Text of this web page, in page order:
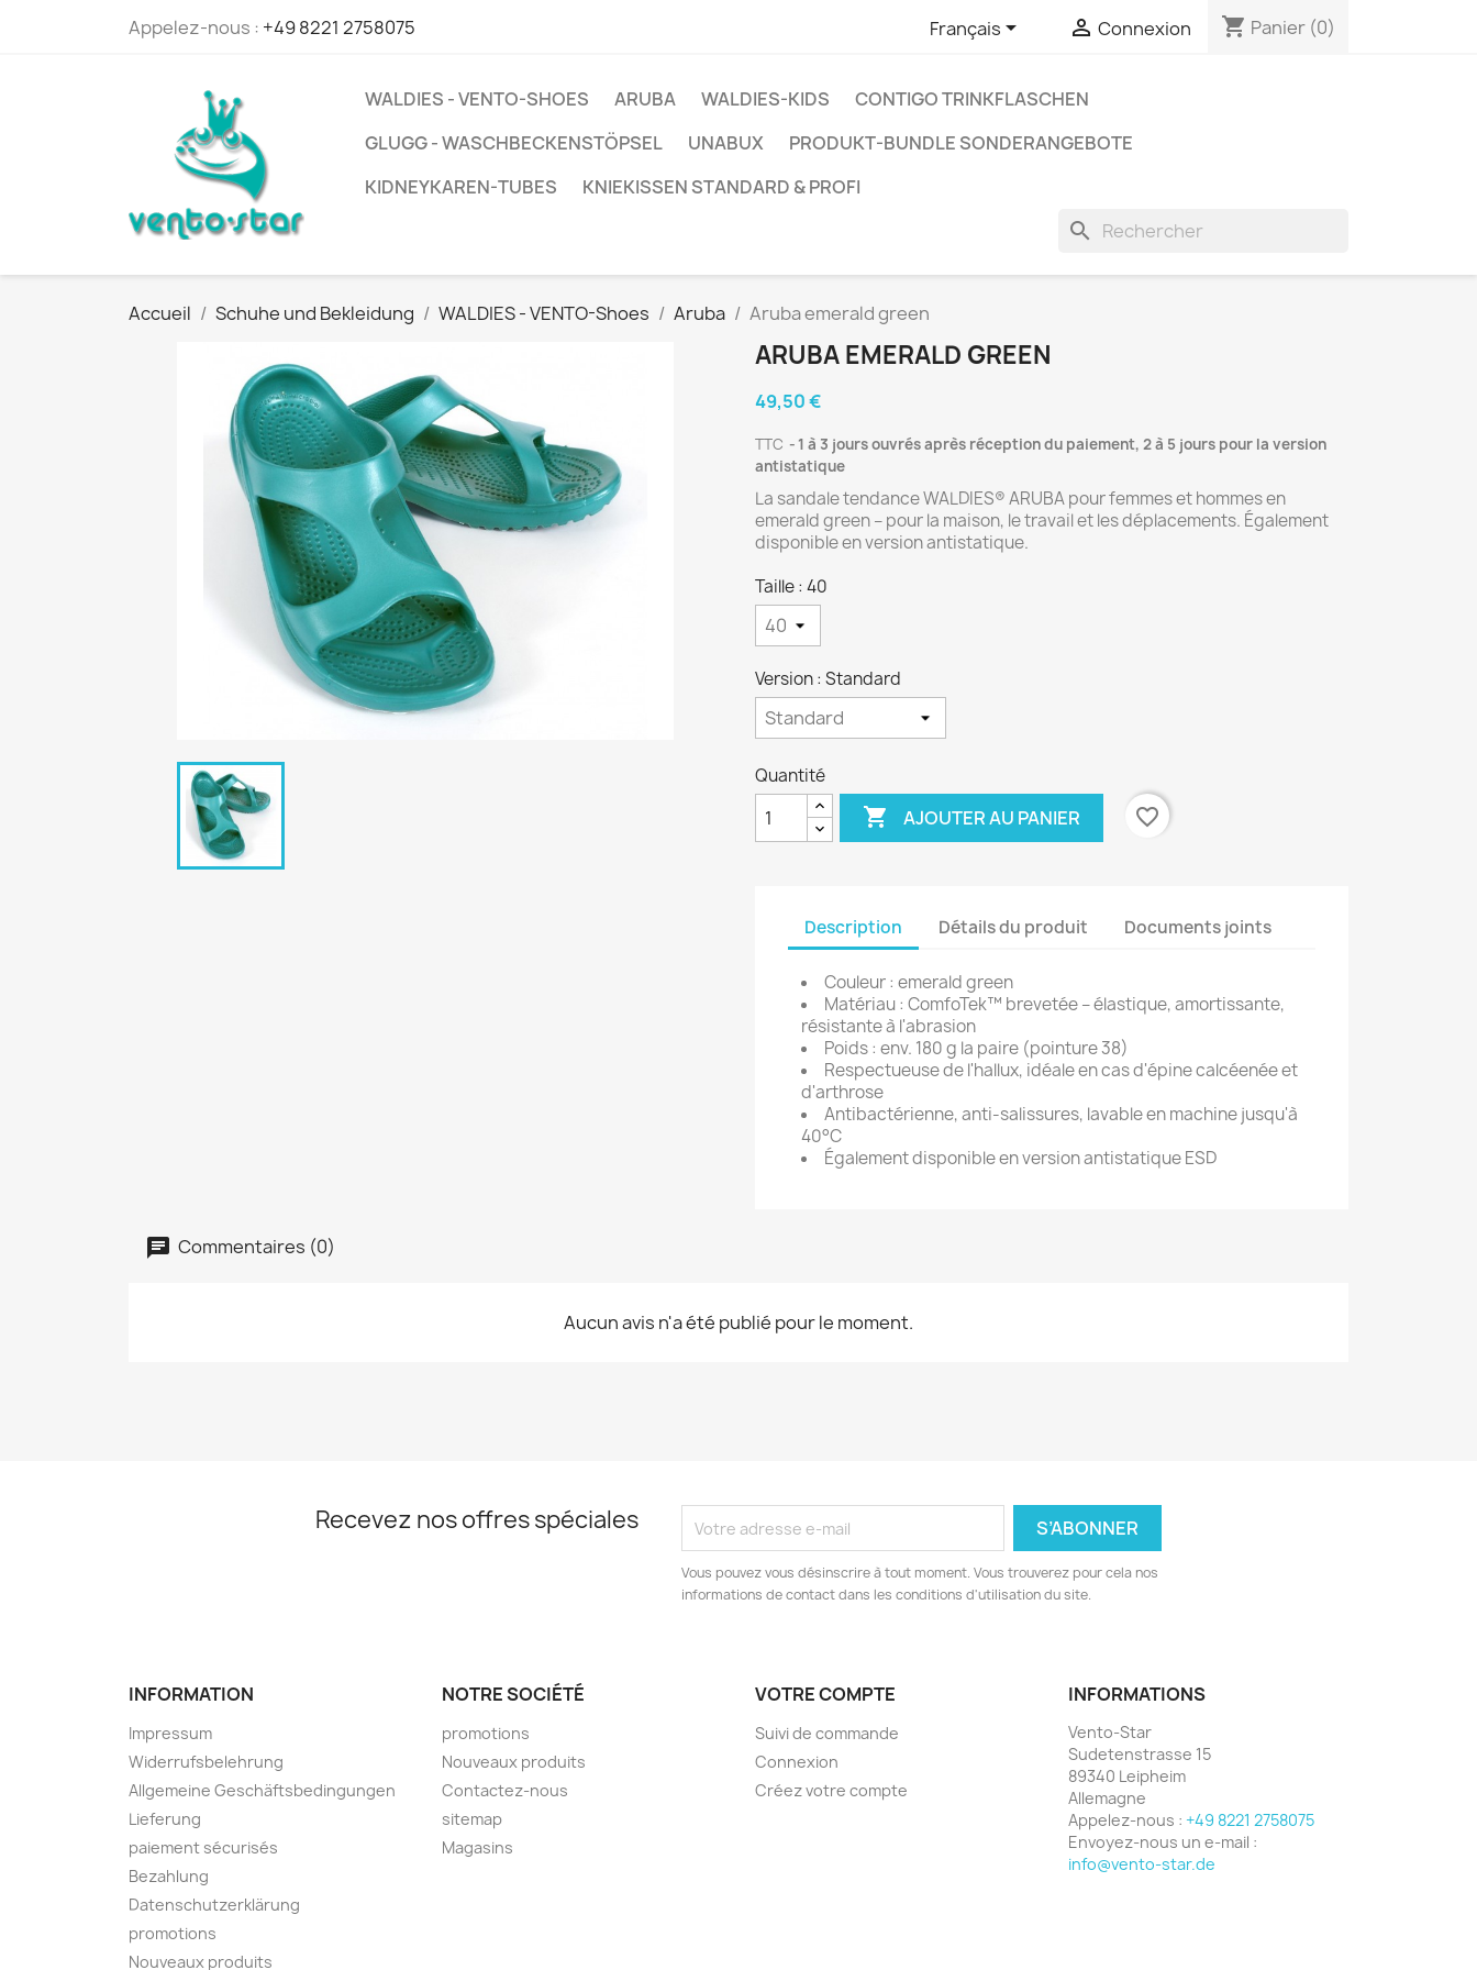
Appelez-nous : +49 8221 2758075 Français  Connexion shopping_cart Panier (0)
WALDIES - VENTO-SHOES ARUBA WALDIES-KIDS
CONTIGO TRINKFLASCHEN
GLUGG - WASCHBECKENSTÖPSEL
UNABUX
PRODUKT-BUNDLE SONDERANGEBOTE
KIDNEYKAREN-TUBES
KNIEKISSEN STANDARD & PROFI
search
Accueil Schuhe und Bekleidung WALDIES - VENTO-Shoes Aruba Aruba emerald green
ARUBA EMERALD GREEN
49,50 €
TTC
1 à 3 jours ouvrés après réception du paiement, 2 à 5 jours pour la version
antistatique
La sandale tendance WALDIES® ARUBA pour femmes et hommes en
emerald green – pour la maison, le travail et les déplacements. Également
disponible en version antistatique.
Taille : 40
Version : Standard
Quantité
 AJOUTER AU PANIER favorite_border
Description Détails du produit Documents joints
Couleur : emerald green
Matériau : ComfoTek™ brevetée – élastique, amortissante,
résistante à l'abrasion
Poids : env. 180 g la paire (pointure 38)
Respectueuse de l'hallux, idéale en cas d'épine calcéenée et
d'arthrose
Antibactérienne, anti-salissures, lavable en machine jusqu'à
40°C
Également disponible en version antistatique ESD
Commentaires (0)
Aucun avis n'a été publié pour le moment.
Recevez nos offres spéciales
Vous pouvez vous désinscrire à tout moment. Vous trouverez pour cela nos
informations de contact dans les conditions d'utilisation du site.
INFORMATION
Impressum
Widerrufsbelehrung
Allgemeine Geschäftsbedingungen
Lieferung
paiement sécurisés
Bezahlung
Datenschutzerklärung
promotions
Nouveaux produits
NOTRE SOCIÉTÉ
promotions
Nouveaux produits
Contactez-nous
sitemap
Magasins
VOTRE COMPTE
Suivi de commande
Connexion
Créez votre compte
INFORMATIONS
Vento-Star
Sudetenstrasse 15
89340 Leipheim
Allemagne
Appelez-nous : +49 8221 2758075
Envoyez-nous un e-mail :
info@vento-star.de